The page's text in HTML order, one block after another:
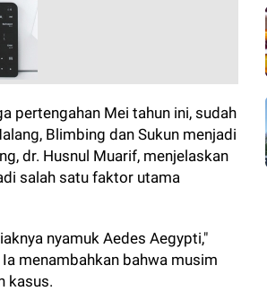
pertengahan Mei tahun ini, sudah
Blimbing dan Sukun menjadi
dr. Husnul Muarif, menjelaskan
salah satu faktor utama
nyamuk Aedes Aegypti,"
menambahkan bahwa musim
kasus.